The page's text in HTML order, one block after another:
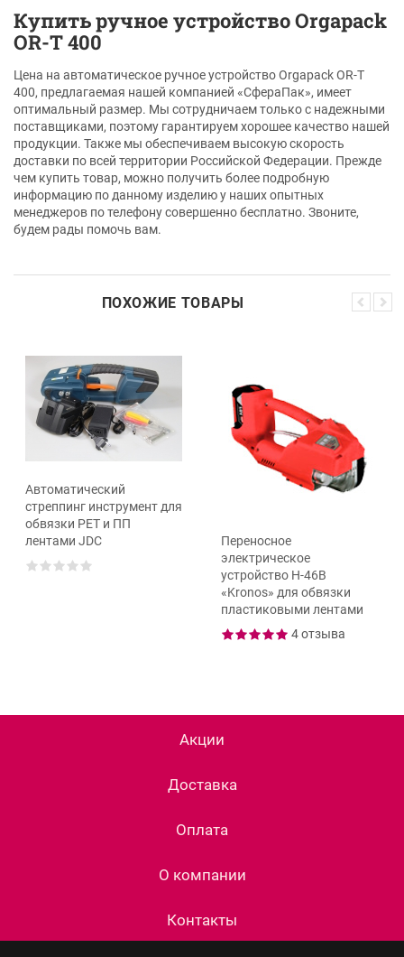
Купить ручное устройство Orgapack
OR-T 400
Цена на автоматическое ручное устройство Orgapack OR-T
400, предлагаемая нашей компанией «СфераПак», имеет
оптимальный размер. Мы сотрудничаем только с надежными
поставщиками, поэтому гарантируем хорошее качество нашей
продукции. Также мы обеспечиваем высокую скорость
доставки по всей территории Российской Федерации. Прежде
чем купить товар, можно получить более подробную
информацию по данному изделию у наших опытных
менеджеров по телефону совершенно бесплатно. Звоните,
будем рады помочь вам.
ПОХОЖИЕ ТОВАРЫ
Автоматический
стреппинг инструмент для
обвязки PET и ПП
лентами JDC
Переносное
электрическое
устройство H-46B
«Kronos» для обвязки
пластиковыми лентами
4 отзыва
Акции
Доставка
Оплата
О компании
Контакты